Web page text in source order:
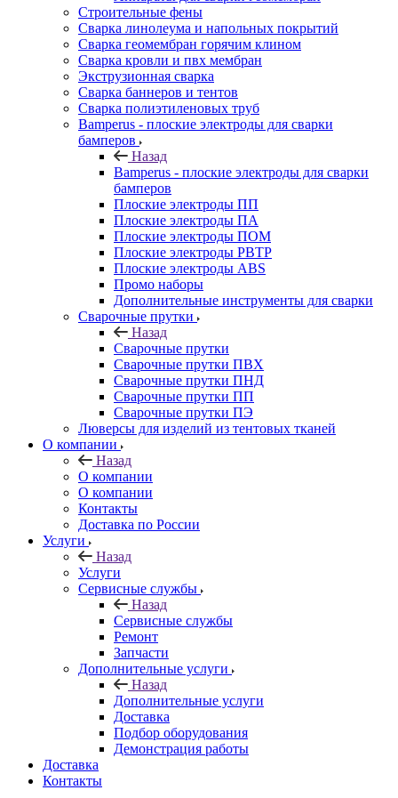
Строительные фены
Сварка линолеума и напольных покрытий
Сварка геомембран горячим клином
Сварка кровли и пвх мембран
Экструзионная сварка
Сварка баннеров и тентов
Сварка полиэтиленовых труб
Bamperus - плоские электроды для сварки
бамперов
Назад
Bamperus - плоские электроды для сварки
бамперов
Плоские электроды ПП
Плоские электроды ПА
Плоские электроды ПОМ
Плоские электроды РВТР
Плоские электроды ABS
Промо наборы
Дополнительные инструменты для сварки
Сварочные прутки
Назад
Сварочные прутки
Сварочные прутки ПВХ
Сварочные прутки ПНД
Сварочные прутки ПП
Сварочные прутки ПЭ
Люверсы для изделий из тентовых тканей
О компании
Назад
О компании
О компании
Контакты
Доставка по России
Услуги
Назад
Услуги
Сервисные службы
Назад
Сервисные службы
Ремонт
Запчасти
Дополнительные услуги
Назад
Дополнительные услуги
Доставка
Подбор оборудования
Демонстрация работы
Доставка
Контакты